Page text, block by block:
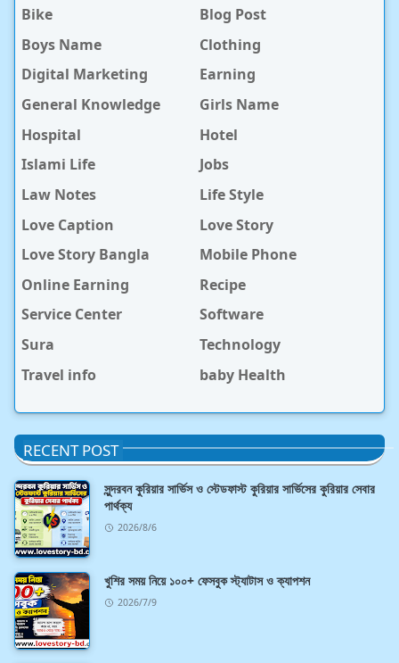
Bike
Blog Post
Boys Name
Clothing
Digital Marketing
Earning
General Knowledge
Girls Name
Hospital
Hotel
Islami Life
Jobs
Law Notes
Life Style
Love Caption
Love Story
Love Story Bangla
Mobile Phone
Online Earning
Recipe
Service Center
Software
Sura
Technology
Travel info
baby Health
RECENT POST
সুন্দরবন কুরিয়ার সার্ভিস ও স্টেডফাস্ট কুরিয়ার সার্ভিসের কুরিয়ার সেবার
পার্থক্য
2026/8/6
খুশির সময় নিয়ে ১০০+ ফেসবুক স্ট্যাটাস ও ক্যাপশন
2026/7/9